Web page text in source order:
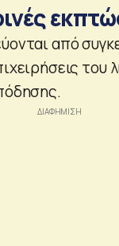
από
του